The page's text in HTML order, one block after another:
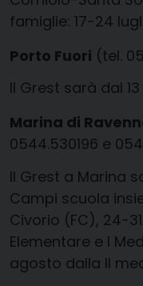
famiglie: 17-24
Porto Fuori (tel.
Il Grest sarà dal
Marina di
0544.530196 e
Il Grest a Marina
Campi scuola
Civorio (FC), 24-
Elementare e I
agosto dalla II